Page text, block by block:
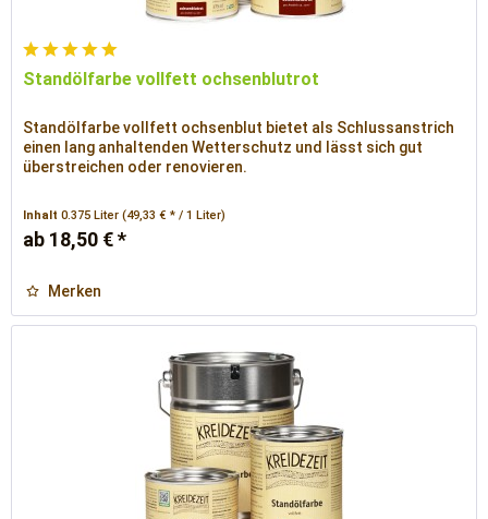
Standölfarbe vollfett ochsenblutrot
Standölfarbe vollfett ochsenblut bietet als Schlussanstrich
einen lang anhaltenden Wetterschutz und lässt sich gut
überstreichen oder renovieren.
Inhalt0.375 Liter(49,33 € * / 1 Liter)
ab 18,50 € *
Merken